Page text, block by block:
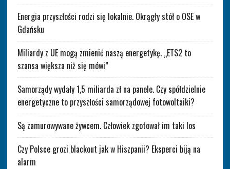
Energia przyszłości rodzi się lokalnie. Okrągły stół o OSE w
Gdańsku
Miliardy z UE mogą zmienić naszą energetykę. „ETS2 to
szansa większa niż się mówi”
Samorządy wydały 1,5 miliarda zł na panele. Czy spółdzielnie
energetyczne to przyszłości samorządowej fotowoltaiki?
Są zamurowywane żywcem. Człowiek zgotował im taki los
Czy Polsce grozi blackout jak w Hiszpanii? Eksperci biją na
alarm